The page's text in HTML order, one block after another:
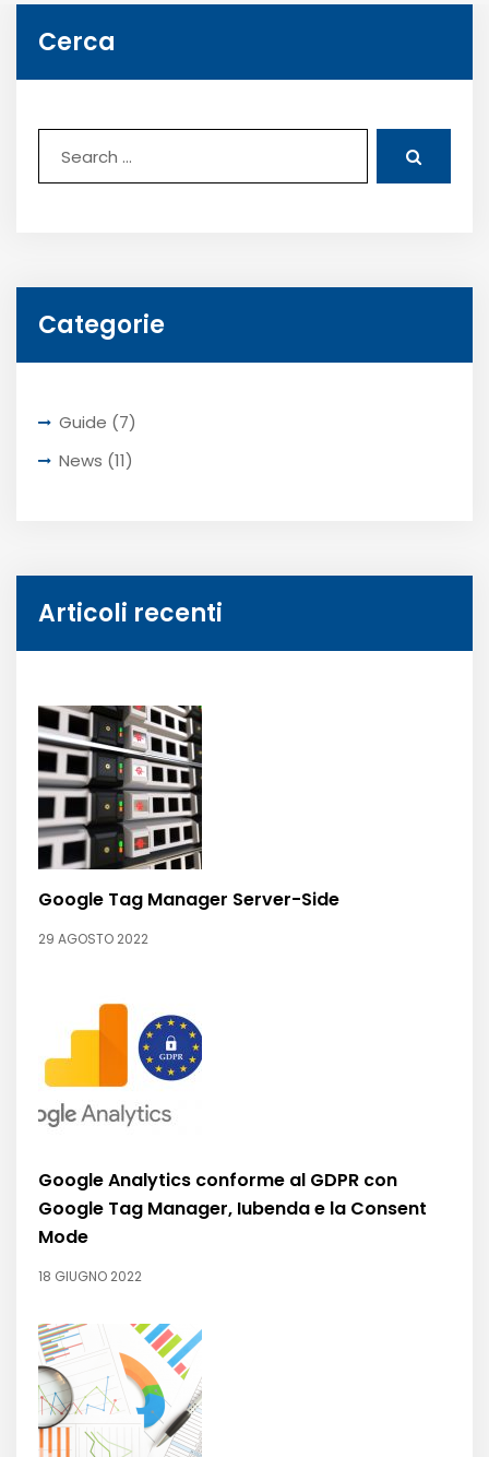
Cerca
Categorie
Guide (7)
News (11)
Articoli recenti
Google Tag Manager Server-Side
29 AGOSTO 2022
Google Analytics conforme al GDPR con
Google Tag Manager, Iubenda e la Consent
Mode
18 GIUGNO 2022